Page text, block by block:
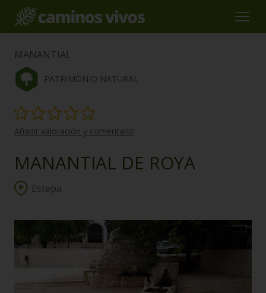
MANANTIAL
PATRIMONIO NATURAL
Añadir valoración y comentario
MANANTIAL DE ROYA
Estepa